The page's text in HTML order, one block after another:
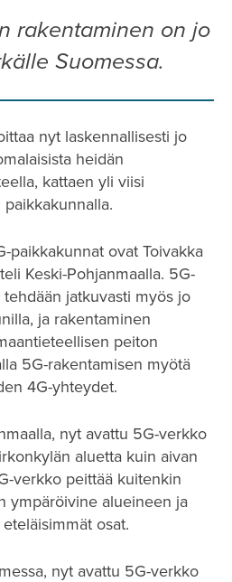
rakentaminen on jo
Suomessa.
nyt laskennallisesti jo
heidän
kattaen yli viisi
paikkakunnat ovat Toivakka
Keski-Pohjanmaalla. 5G-
jatkuvasti myös jo
ja rakentaminen
peiton
5G-rakentamisen myötä
4G-yhteydet.
nyt avattu 5G-verkko
aluetta kuin aivan
verkko peittää kuitenkin
ympäröivine alueineen ja
osat.
nyt avattu 5G-verkko